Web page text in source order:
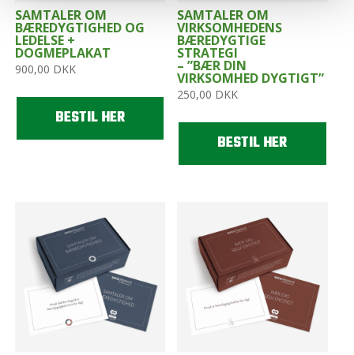
SAMTALER OM
BÆREDYGTIGHED OG
LEDELSE +
DOGMEPLAKAT
900,00 DKK
BESTIL HER
SAMTALER OM
VIRKSOMHEDENS
BÆREDYGTIGE
STRATEGI
– ”BÆR DIN
VIRKSOMHED DYGTIGT”
250,00 DKK
BESTIL HER